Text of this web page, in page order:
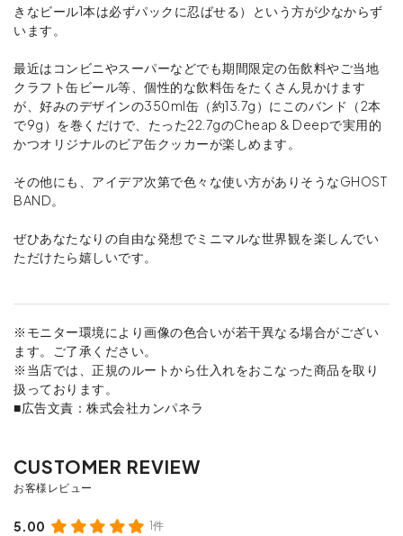
きなビール1本は必ずパックに忍ばせる）という方が少なからず
います。
最近はコンビニやスーパーなどでも期間限定の缶飲料やご当地
クラフト缶ビール等、個性的な飲料缶をたくさん見かけます
が、好みのデザインの350ml缶（約13.7g）にこのバンド（2本
で9g）を巻くだけで、たった22.7gのCheap & Deepで実用的
かつオリジナルのビア缶クッカーが楽しめます。
その他にも、アイデア次第で色々な使い方がありそうなGHOST
BAND。
ぜひあなたなりの自由な発想でミニマルな世界観を楽しんでい
ただけたら嬉しいです。
※モニター環境により画像の色合いが若干異なる場合がござい
ます。ご了承ください。
※当店では、正規のルートから仕入れをおこなった商品を取り
扱っております。
■広告文責：株式会社カンパネラ
5.00 1件